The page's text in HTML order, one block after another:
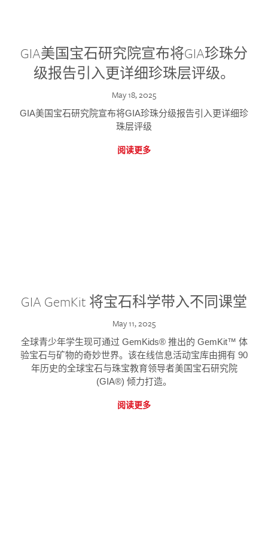
GIA美国宝石研究院宣布将GIA珍珠分
级报告引入更详细珍珠层评级。
May 18, 2025
GIA美国宝石研究院宣布将GIA珍珠分级报告引入更详细珍
珠层评级
阅读更多
GIA GemKit 将宝石科学带入不同课堂
May 11, 2025
全球青少年学生现可通过 GemKids® 推出的 GemKit™ 体
验宝石与矿物的奇妙世界。该在线信息活动宝库由拥有 90
年历史的全球宝石与珠宝教育领导者美国宝石研究院
(GIA®) 倾力打造。
阅读更多